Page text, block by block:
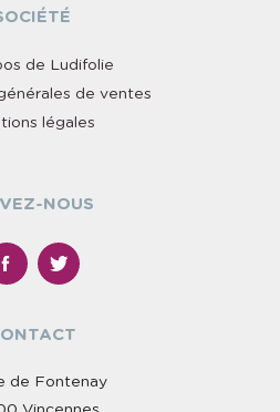
de Ludifolie
de ventes
légales
NOUS
de Fontenay